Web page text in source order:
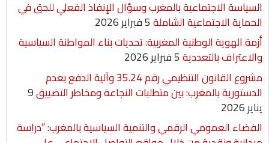
السياسة الاجتماعية بالمغرب وسؤال الإنفاذ الفعلي للحق في
الحماية الاجتماعية الشاملة5 فبراير 2026
أزمة الهوية الوطنية المغربية: تحديات بناء المواطنة السياسية
والاعتراف بالتعددية5 فبراير 2026
مشروع القانون التنظيمي رقم 35.24 وآلية الدفع بعدم
الدستورية بالمغرب: بين متطلبات النجاعة ومخاطر التضييق9
يناير 2026
الفضاء العمومي الرقمي والتنمية السياسية بالمغرب: “دراسة